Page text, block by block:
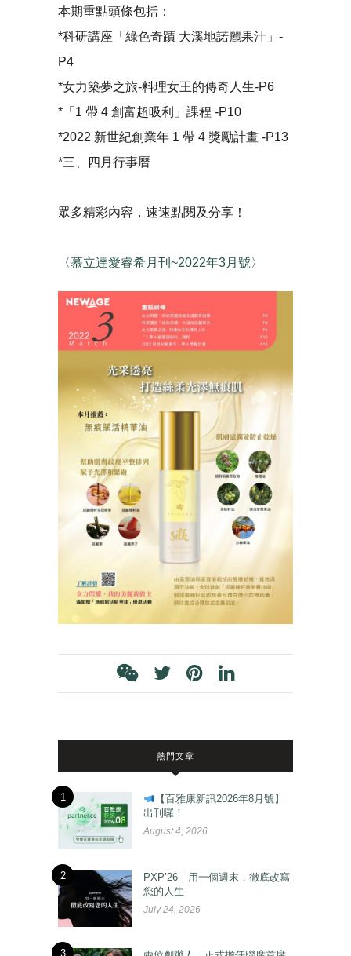
本期重點頭條包括：
*科研講座「綠色奇蹟 大溪地諾麗果汁」-
P4
*女力築夢之旅-料理女王的傳奇人生-P6
*「1 帶 4 創富超吸利」課程 -P10
*2022 新世紀創業年 1 帶 4 獎勵計畫 -P13
*三、四月行事曆
眾多精彩內容，速速點閱及分享！
〈慕立達愛睿希月刊~2022年3月號〉
熱門文章
1
【百雅康新訊2026年8月號】
出刊囉！
August 4, 2026
2
PXP’26｜用一個週末，徹底改寫
您的人生
July 24, 2026
3